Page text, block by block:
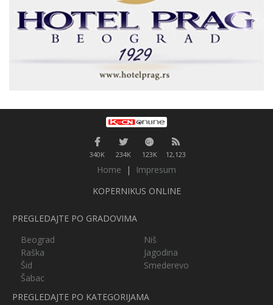
340K 234K 123K 12,123
Home |
Impresum
KOPERNIKUS ONLINE
PREGLEDAJTE PO GRADOVIMA
Beograd
Niš
Raška
Jagodina
Šid
Smederevo
Šabac
PREGLEDAJTE PO KATEGORIJAMA